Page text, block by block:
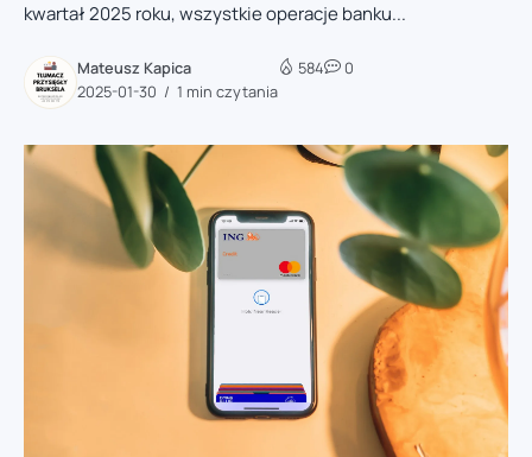
kwartał 2025 roku, wszystkie operacje banku...
Mateusz Kapica
2025-01-30
1 min czytania
584 0